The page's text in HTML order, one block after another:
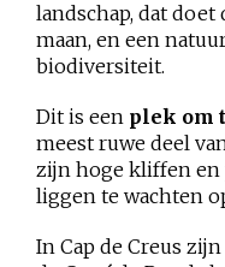
landschap, dat doet
maan, en een
biodiversiteit.
Dit is een plek om
meest ruwe deel
zijn hoge kliffen en
liggen te wachten
In Cap de Creus